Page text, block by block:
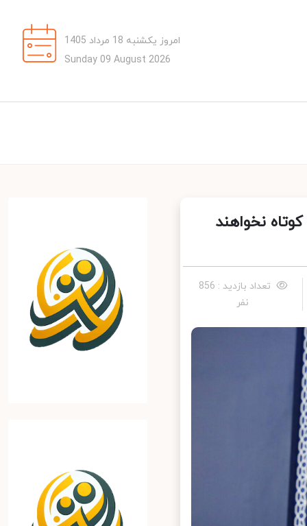
امروز یکشنبه 18 مرداد 1405
Sunday 09 August 2026
نخواهند
تعداد بازدید : 856
نفر